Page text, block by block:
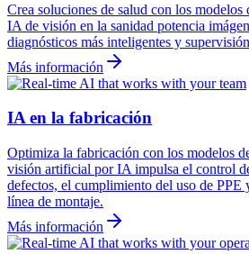
Crea soluciones de salud con los
IA de visión en la sanidad potencia
diagnósticos más inteligentes y
Más información
IA en la fabricación
Optimiza la fabricación con los modelos
visión artificial por IA impulsa el control
defectos, el cumplimiento del uso de PPE
línea de montaje.
Más información